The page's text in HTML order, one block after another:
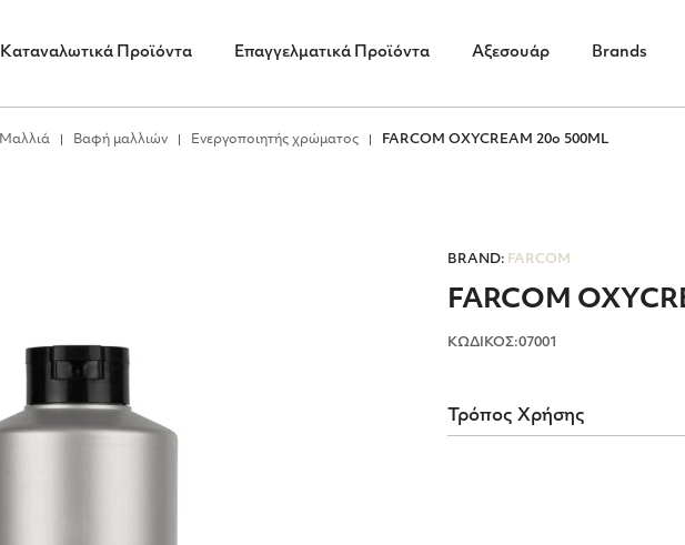
Καταναλωτικά Προϊόντα Επαγγελματικά Προϊόντα Αξεσουάρ Brands
Μαλλιά Βαφή μαλλιών Ενεργοποιητής χρώματος FARCOM OXYCREAM 20ο 500ML
BRAND: FARCOM
FARCOM
ΚΩΔΙΚΟΣ:07001
Τρόπος Χρήσης